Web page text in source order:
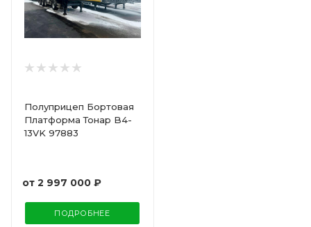
Полуприцеп Бортовая
Платформа Тонар B4-
13VK 97883
от 2 997 000 ₽
ПОДРОБНЕЕ